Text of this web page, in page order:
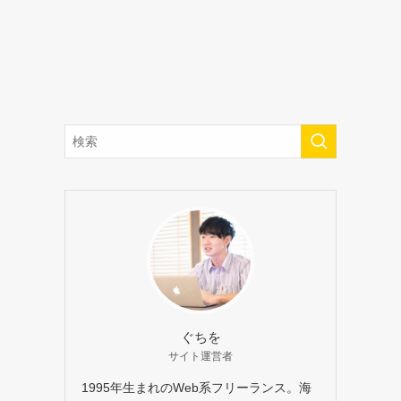
ぐちを
サイト運営者
1995年生まれのWeb系フリーランス。海